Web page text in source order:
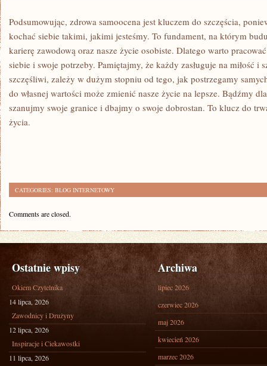
Podsumowując, zdrowa ⁤samoocena ​jest‌ kluczem ‍do szczęścia,
kochać siebie takimi, jakimi jesteśmy. To fundament, na którym
karierę zawodową oraz nasze ⁤życie osobiste. Dlatego warto‍
⁢siebie i swoje potrzeby. Pamiętajmy, że każdy zasługuje na miłość⁢ i
szczęśliwi, zależy w dużym stopniu od‍ tego, jak postrzegamy
do własnej wartości może zmienić nasze życie‍ na lepsze. Bądźmy
szanujmy swoje⁤ granice i dbajmy o swoje dobrostan. To klucz do
życia.
CATEGORIES: BLOG INTERNETOWY
Comments are closed.
Ostatnie wpisy
Okiem Czytelnika
14 lipca, 2026
Zawodnicy i Drużyny
12 lipca, 2026
Inspiracje i Ciekawostki
11 lipca, 2026
Archiwa
lipiec 2026
czerwiec 2026
maj 2026
kwiecień 2026
marzec 2026